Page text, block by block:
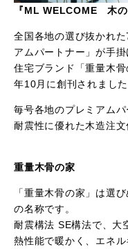
『ML WELCOME 木の
全国各地の選び抜かれ
アムパートナー」が手
住宅ブランド「重量木
年10月に創刊されました
毎号各地のプレミアム
耐震性に優れた木造注文
重量木骨の家
「重量木骨の家」は選
の名称です。
耐震構法 SE構法で、大
熱性能で暖かく、エネ